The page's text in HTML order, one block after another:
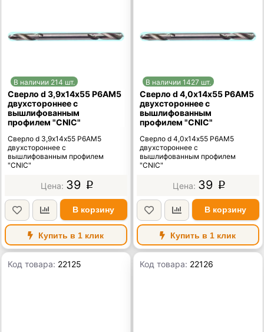
В наличии 214 шт.
Сверло d 3,9х14х55 Р6АМ5
двухстороннее с
вышлифованным
профилем "CNIC"
Сверло d 3,9х14х55 Р6АМ5
двухстороннее с
вышлифованным профилем
"CNIC"
39 p
В корзину
Купить в 1 клик
В наличии 1427 шт.
Сверло d 4,0х14х55 Р6АМ5
двухстороннее с
вышлифованным
профилем "CNIC"
Сверло d 4,0х14х55 Р6АМ5
двухстороннее с
вышлифованным профилем
"CNIC"
39 p
В корзину
Купить в 1 клик
Код товара: 22125 Код товара: 22126